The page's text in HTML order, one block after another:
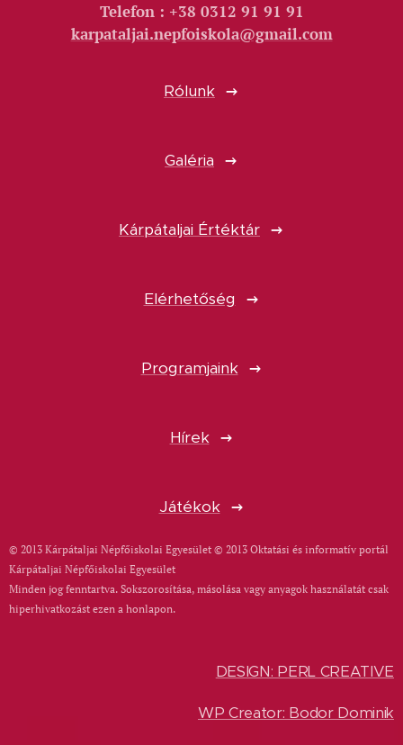
Telefon : +38 0312 91 91 91
karpataljai.nepfoiskola@gmail.com
Rólunk
Galéria
Kárpátaljai Értéktár
Elérhetőség
Programjaink
Hírek
Játékok
© 2013 Kárpátaljai Népfőiskolai Egyesület © 2013 Oktatási és informatív portál
Kárpátaljai Népfőiskolai Egyesület
Minden jog fenntartva. Sokszorosítása, másolása vagy anyagok használatát csak
hiperhivatkozást ezen a honlapon.
DESIGN: PERL CREATIVE
WP Creator: Bodor Dominik